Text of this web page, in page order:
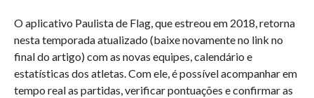
O aplicativo Paulista de Flag, que estreou em 2018, retorna
nesta temporada atualizado (baixe novamente no link no
final do artigo) com as novas equipes, calendário e
estatísticas dos atletas. Com ele, é possível acompanhar em
tempo real as partidas, verificar pontuações e confirmar as